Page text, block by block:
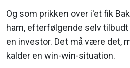
Og som prikken over i'et fik
ham, efterfølgende selv
en investor. Det må være det,
kalder en win-win-situation.